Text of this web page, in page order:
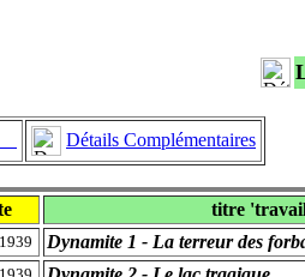
Détails Complémentaires
titre
Dynamite 1 - La terreur des